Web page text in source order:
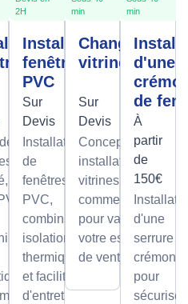
de
en
et
2H
Installation
fenêtre
PVC
Sur
Devis
Installation
de
fenêtres
PVC,
combinant
isolation
thermique
et facilité
d'entretien.
min
Changement
vitrine
Sur
Devis
Conception et
installation de
vitrines
commerciales
pour valoriser
votre espace
de vente.
min
d'une
de
À
partir
de
150€
d'une
serrure à
crémone
pour
sécuriser